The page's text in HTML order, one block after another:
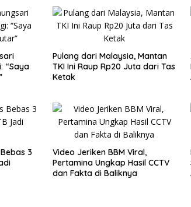
“Saya
Pulang dari Malaysia, Mantan
TKI Ini Raup Rp20 Juta dari Tas
Ketak
3
Video Jeriken BBM Viral,
Pertamina Ungkap Hasil CCTV
dan Fakta di Baliknya